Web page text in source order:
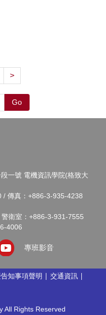
>
Go
一號 電機資訊學院(格致大
/ 傳真：+886-3-935-4238
衛室：+886-3-931-7555
4006
專班影音
知事項聲明
交通資訊
All Rights Reserved